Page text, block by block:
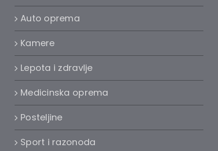
Auto oprema
Kamere
Lepota i zdravlje
Medicinska oprema
Posteljine
Sport i razonoda